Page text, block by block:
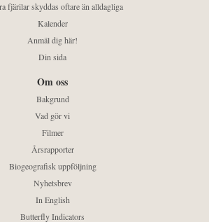
fjärilar skyddas oftare än alldagliga
Kalender
Anmäl dig här!
Din sida
Om oss
Bakgrund
Vad gör vi
Filmer
Årsrapporter
Biogeografisk uppföljning
Nyhetsbrev
In English
Butterfly Indicators